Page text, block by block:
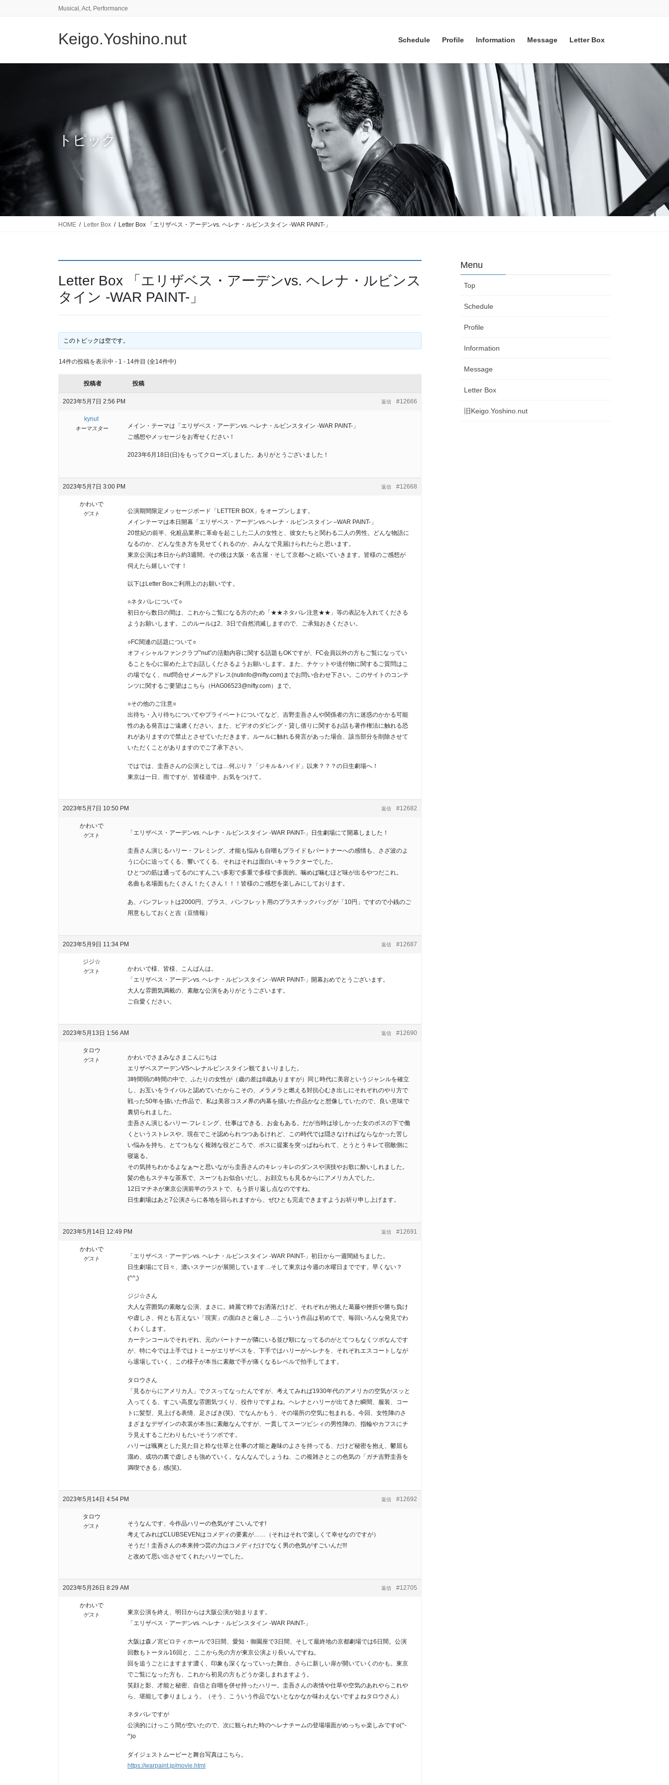
に
ョ
Musical, Act, Performance
Keigo.Yoshino.nut Schedule Profile Information Message Letter Box
トピック
HOME Letter Box Letter Box 「エリザベス・アーデンvs. ヘレナ・ルビンスタイン -WAR PAINT-」
Letter Box 「エリザベス・アーデンvs. ヘレナ・ルビンス
タイン -WAR PAINT-」
このトピックは空です。
14件の投稿を表示中 - 1 - 14件目 (全14件中)
投稿者 投稿
2023年5月7日 2:56 PM #12666
返信
kynut
キーマスター
メイン・テーマは「エリザベス・アーデンvs. ヘレナ・ルビンスタイン -WAR PAINT-」
ご感想やメッセージをお寄せください！
2023年6月18日(日)をもってクローズしました。ありがとうございました！
2023年5月7日 3:00 PM #12668
返信
かわいで
ゲスト
公演期間限定メッセージボード「LETTER BOX」をオープンします。
メインテーマは本日開幕「エリザベス・アーデンvs.ヘレナ・ルビンスタイン –WAR PAINT-」
20世紀の前半、化粧品業界に革命を起こした二人の女性と、彼女たちと関わる二人の男性。どんな物語に
なるのか、どんな生き方を見せてくれるのか、みんなで見届けられたらと思います。
東京公演は本日から約3週間。その後は大阪・名古屋・そして京都へと続いていきます。皆様のご感想が
伺えたら嬉しいです！
以下はLetter Boxご利用上のお願いです。
○ネタバレについて○
初日から数日の間は、これからご覧になる方のため「★★ネタバレ注意★★」等の表記を入れてくださる
ようお願いします。このルールは2、3日で自然消滅しますので、ご承知おきください。
○FC関連の話題について○
オフィシャルファンクラブ”nut”の活動内容に関する話題もOKですが、FC会員以外の方もご覧になってい
ることを心に留めた上でお話しくださるようお願いします。また、チケットや送付物に関するご質問はこ
の場でなく、nut問合せメールアドレス(nutinfo@nifty.com)までお問い合わせ下さい。このサイトのコンテ
ンツに関するご要望はこちら（HAG06523@nifty.com）まで。
○その他のご注意○
出待ち・入り待ちについてやプライベートについてなど、吉野圭吾さんや関係者の方に迷惑のかかる可能
性のある発言はご遠慮ください。また、ビデオのダビング・貸し借りに関するお話も著作権法に触れる恐
れがありますので禁止とさせていただきます。ルールに触れる発言があった場合、該当部分を削除させて
いただくことがありますのでご了承下さい。
ではでは、圭吾さんの公演としては…何ぶり？「ジキル＆ハイド」以来？？？の日生劇場へ！
東京は一日、雨ですが、皆様道中、お気をつけて。
2023年5月7日 10:50 PM #12682
返信
かわいで
ゲスト 「エリザベス・アーデンvs. ヘレナ・ルビンスタイン -WAR PAINT-」日生劇場にて開幕しました！
圭吾さん演じるハリー・フレミング、才能も悩みも自嘲もプライドもパートナーへの感情も、さざ波のよ
うに心に迫ってくる、響いてくる、それはそれは面白いキャラクターでした。
ひとつの筋は通ってるのにすんごい多彩で多重で多様で多面的。噛めば噛むほど味が出るやつだこれ。
名曲も名場面もたくさん！たくさん！！！皆様のご感想を楽しみにしております。
あ、パンフレットは2000円、プラス、パンフレット用のプラスチックバッグが「10円」ですので小銭のご
用意もしておくと吉（豆情報）
2023年5月9日 11:34 PM #12687
返信
ジジ☆
ゲスト
かわいで様、皆様、こんばんは。
「エリザベス・アーデンvs. ヘレナ・ルビンスタイン -WAR PAINT-」開幕おめでとうございます。
大人な雰囲気満載の、素敵な公演をありがとうございます。
ご自愛ください。
2023年5月13日 1:56 AM #12690
返信
タロウ
ゲスト
かわいでさまみなさまこんにちは
エリザベスアーデンVSヘレナルビンスタイン観てまいりました。
3時間弱の時間の中で、ふたりの女性が（歳の差は8歳ありますが）同じ時代に美容というジャンルを確立
し、お互いをライバルと認めていたからこその、メラメラと燃える対抗心むき出しにそれぞれのやり方で
戦った50年を描いた作品で、私は美容コスメ界の内幕を描いた作品かなと想像していたので、良い意味で
裏切られました。
圭吾さん演じるハリー·フレミング、仕事はできる、お金もある。だが当時は珍しかった女のボスの下で働
くというストレスや、現在でこそ認められつつあるけれど、この時代では隠さなければならなかった苦し
い悩みを持ち、とてつもなく複雑な役どころで、ボスに提案を突っぱねられて、とうとうキレて宿敵側に
寝返る。
その気持ちわかるよなぁ〜と思いながら圭吾さんのキレッキレのダンスや演技やお歌に酔いしれました。
髪の色もステキな茶系で、スーツもお似合いだし、お顔立ちも見るからにアメリカ人でした。
12日マチネが東京公演前半のラストで、もう折り返し点なのですね。
日生劇場はあと7公演さらに各地を回られますから、ぜひとも完走できますようお祈り申し上げます。
2023年5月14日 12:49 PM #12691
返信
かわいで
ゲスト
「エリザベス・アーデンvs. ヘレナ・ルビンスタイン -WAR PAINT-」初日から一週間経ちました。
日生劇場にて日々、濃いステージが展開しています…そして東京は今週の水曜日までです。早くない？
(^^;)
ジジ☆さん
大人な雰囲気の素敵な公演、まさに。綺麗で粋でお洒落だけど、それぞれが抱えた葛藤や挫折や勝ち負け
や虚しさ、何とも言えない「現実」の面白さと厳しさ…こういう作品は初めてで、毎回いろんな発見でわ
くわくします。
カーテンコールでそれぞれ、元のパートナーが隣にいる並び順になってるのがとてつもなくツボなんです
が、特に今では上手ではトミーがエリザベスを、下手ではハリーがヘレナを、それぞれエスコートしなが
ら退場していく、この様子が本当に素敵で手が痛くなるレベルで拍手してます。
タロウさん
「見るからにアメリカ人」でクスってなったんですが、考えてみれば1930年代のアメリカの空気がスッと
入ってくる、すごい高度な雰囲気づくり、役作りですよね。ヘレナとハリーが出てきた瞬間、服装、コー
トに髪型、見上げる表情、足さばき(笑)、でなんかもう、その場所の空気に包まれる。今回、女性陣のさ
まざまなデザインの衣裳が本当に素敵なんですが、一貫してスーツビシィの男性陣の、指輪やカフスにチ
ラ見えするこだわりもたいそうツボです。
ハリーは颯爽とした見た目と粋な仕草と仕事の才能と趣味のよさを持ってる、だけど秘密を抱え、鬱屈も
溜め、成功の裏で虚しさも強めていく。なんなんでしょうね、この複雑さとこの色気の「ガチ吉野圭吾を
満喫できる」感(笑)。
2023年5月14日 4:54 PM #12692
返信
タロウ
ゲスト
そうなんです、今作品ハリーの色気がすごいんです!
考えてみればCLUBSEVENはコメディの要素が……（それはそれで楽しくて幸せなのですが）
そうだ！圭吾さんの本来持つ芸の力はコメディだけでなく男の色気がすごいんだ!!!
と改めて思い出させてくれたハリーでした。
2023年5月26日 8:29 AM #12705
返信
かわいで
ゲスト
東京公演を終え、明日からは大阪公演が始まります。
「エリザベス・アーデンvs. ヘレナ・ルビンスタイン -WAR PAINT-」
大阪は森ノ宮ピロティホールで3日間、愛知・御園座で3日間、そして最終地の京都劇場では6日間。公演
回数もトータル16回と、ここから先の方が東京公演より長いんですね。
回を追うごとにますます濃く、印象も深くなっていった舞台、さらに新しい扉が開いていくのかも。東京
でご覧になった方も、これから初見の方もどうか楽しまれますよう。
笑顔と影、才能と秘密、自信と自嘲を併せ持ったハリー。圭吾さんの表情や仕草や空気のあれやらこれや
ら、堪能して参りましょう。（そう、こういう作品でないとなかなか味わえないですよねタロウさん）
ネタバレですが
公演的にけっこう間が空いたので、次に観られた時のヘレナチームの登場場面がめっちゃ楽しみですo(^-
^)o
ダイジェストムービーと舞台写真はこちら。
https://warpaint.jp/movie.html
Menu
Top
Schedule
Profile
Information
Message
Letter Box
旧Keigo.Yoshino.nut